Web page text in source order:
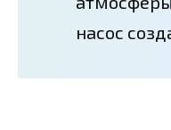
насос